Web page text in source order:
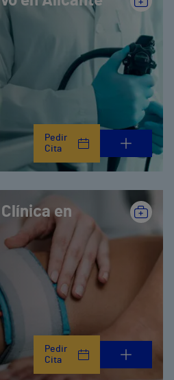
Pedir
Cita
en
Pedir
Cita